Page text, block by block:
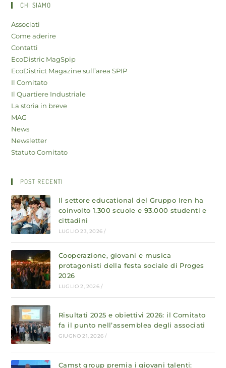
CHI SIAMO
Associati
Come aderire
Contatti
EcoDistric MagSpip
EcoDistrict Magazine sull’area SPIP
Il Comitato
Il Quartiere Industriale
La storia in breve
MAG
News
Newsletter
Statuto Comitato
POST RECENTI
Il settore educational del Gruppo Iren ha
coinvolto 1.300 scuole e 93.000 studenti e
cittadini
LUGLIO 23, 2026 /
Cooperazione, giovani e musica
protagonisti della festa sociale di Proges
2026
LUGLIO 2, 2026 /
Risultati 2025 e obiettivi 2026: il Comitato
fa il punto nell’assemblea degli associati
GIUGNO 21, 2026 /
Camst group premia i giovani talenti: